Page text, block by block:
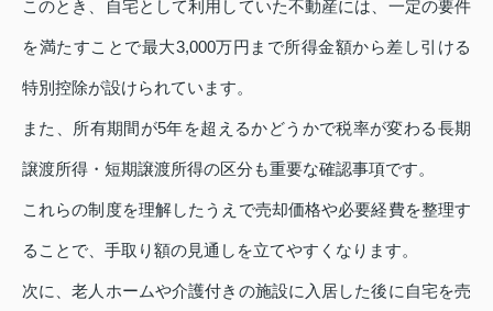
このとき、自宅として利用していた不動産には、一定の要件
を満たすことで最大3,000万円まで所得金額から差し引ける
特別控除が設けられています。
また、所有期間が5年を超えるかどうかで税率が変わる長期
譲渡所得・短期譲渡所得の区分も重要な確認事項です。
これらの制度を理解したうえで売却価格や必要経費を整理す
ることで、手取り額の見通しを立てやすくなります。
次に、老人ホームや介護付きの施設に入居した後に自宅を売